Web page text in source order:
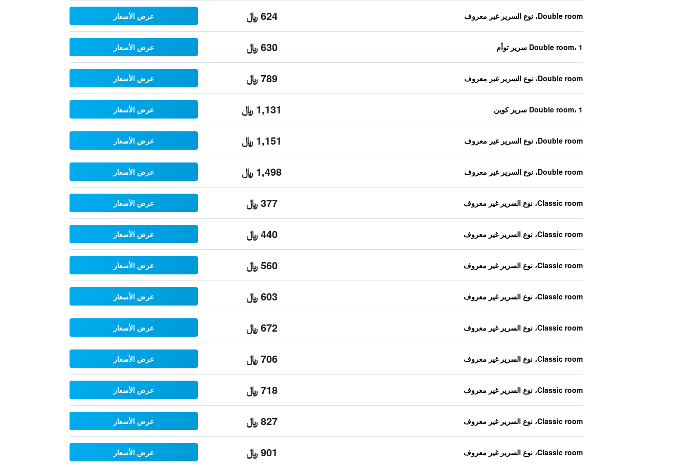
Double room، نوع السرير غير معروف 624 ﷼ عرض الأسعار
Double room، 1 سرير توأم 630 ﷼ عرض الأسعار
Double room، نوع السرير غير معروف 789 ﷼ عرض الأسعار
Double room، 1 سرير كوين 1,131 ﷼ عرض الأسعار
Double room، نوع السرير غير معروف 1,151 ﷼ عرض الأسعار
Double room، نوع السرير غير معروف 1,498 ﷼ عرض الأسعار
Classic room، نوع السرير غير معروف 377 ﷼ عرض الأسعار
Classic room، نوع السرير غير معروف 440 ﷼ عرض الأسعار
Classic room، نوع السرير غير معروف 560 ﷼ عرض الأسعار
Classic room، نوع السرير غير معروف 603 ﷼ عرض الأسعار
Classic room، نوع السرير غير معروف 672 ﷼ عرض الأسعار
Classic room، نوع السرير غير معروف 706 ﷼ عرض الأسعار
Classic room، نوع السرير غير معروف 718 ﷼ عرض الأسعار
Classic room، نوع السرير غير معروف 827 ﷼ عرض الأسعار
Classic room، نوع السرير غير معروف 901 ﷼ عرض الأسعار